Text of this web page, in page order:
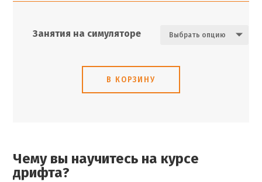
Занятия на симуляторе
В КОРЗИНУ
Чему вы научитесь на курсе
дрифта?